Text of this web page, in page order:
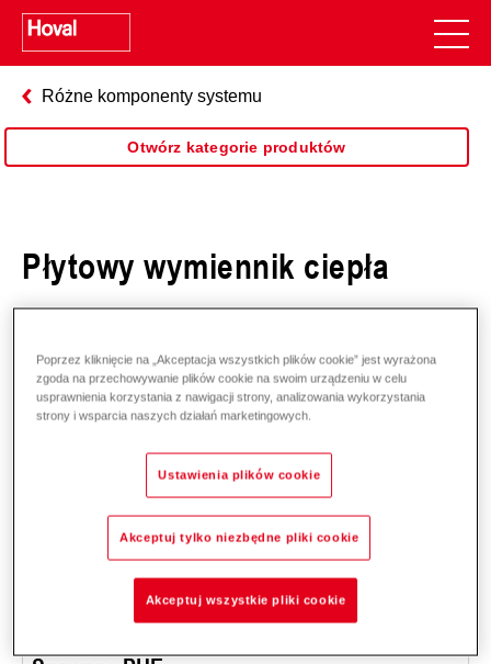
Różne komponenty systemu
Otwórz kategorie produktów
Płytowy wymiennik ciepła
Poprzez kliknięcie na „Akceptacja wszystkich plików cookie” jest wyrażona
zgoda na przechowywanie plików cookie na swoim urządzeniu w celu
usprawnienia korzystania z nawigacji strony, analizowania wykorzystania
strony i wsparcia naszych działań marketingowych.
Ustawienia plików cookie
Akceptuj tylko niezbędne pliki cookie
Akceptuj wszystkie pliki cookie